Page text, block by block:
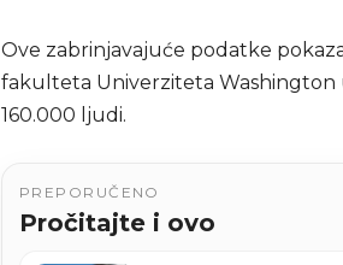
Ove zabrinjavajuće podatke
fakulteta Univerziteta Washington
160.000 ljudi.
PREPORUČENO
Pročitajte i ovo